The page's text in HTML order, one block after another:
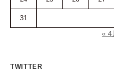
31
« 4
TWITTER